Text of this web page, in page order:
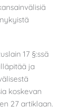
17 §:ssä
ja
koskevan
27 artiklaan.